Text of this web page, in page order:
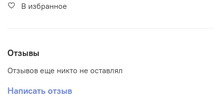
В избранное
Отзывы
Отзывов еще никто не оставлял
Написать отзыв